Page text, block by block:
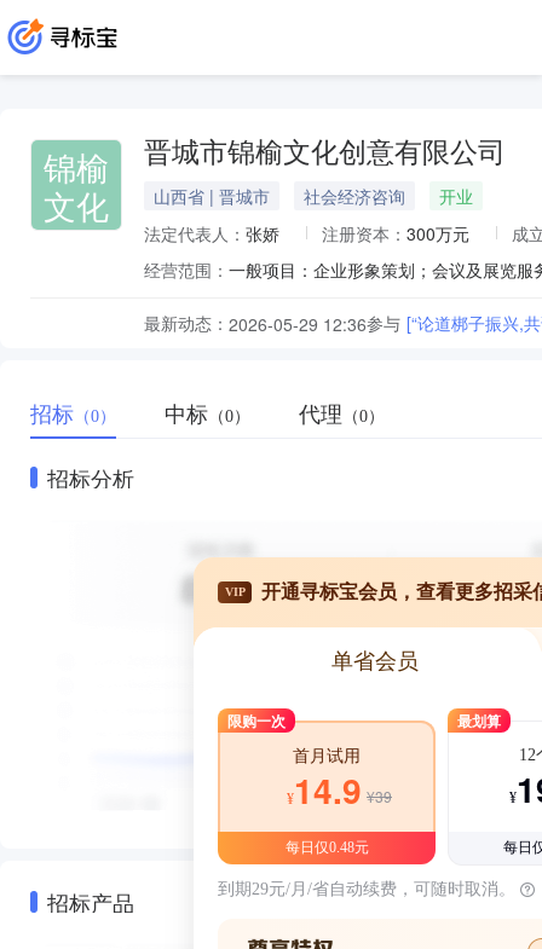
锦榆
文化
晋城市锦榆文化创意有限公司
山西省 | 晋城市 社会经济咨询
开业
法定代表人： 张娇 注册资本： 300万元
成
经营范围：
最新动态： 2026-05-29 12:36参与 [“论道梆子振兴,
招标 （0） 中标 （0） 代理 （0）
招标分析
招标产品
VIP 开通寻标宝会员，查看更多招采
单省会员
限购一次
首月试用
¥14.9 ¥39
每日仅0.48元
最划算
12
¥
每日
到期29元/月/省自动续费，可随时取消。